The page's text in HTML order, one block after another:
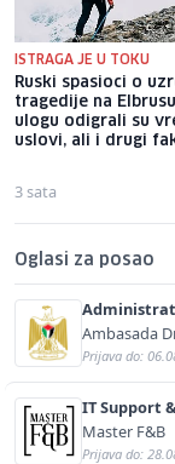
ISTRAGA JE U TOKU
Ruski spasioci o
tragedije na
ulogu odigrali su
uslovi, ali i drugi
3 sata
Oglasi za posao
Ambasada
Prijava do:
IT Support
Master F&B
Prijava do: